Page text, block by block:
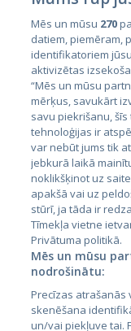
Valstis
Igaunija
Latvija
Lietuva
City24.lv
City24.ee
GetaPro.lv
Mēs un mūsu 270
datiem, piemēram,
identifikatoriem
aktivizētas
“Mēs un mūsu
mērķus, savukārt
savu piekrišanu,
tehnoloģijas ir
var nebūt jums tik
jebkurā laikā
noklikšķinot uz
apakšā vai uz
stūrī, ja tāda ir
Tīmekļa vietne
Privātuma politikā.
Mēs un mūsu
nodrošinātu:
Precīzas atrašanās
skenēšana
un/vai piekļuve tai.